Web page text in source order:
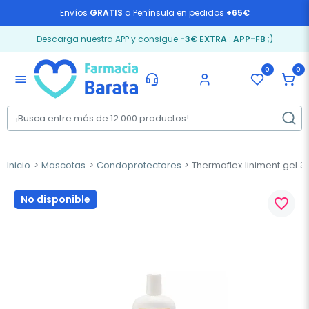
Envíos GRATIS a Península en pedidos +65€
Descarga nuestra APP y consigue -3€ EXTRA: APP-FB ;)
menu
0 0
Inicio Mascotas Condoprotectores Thermaflex liniment gel
No disponible favorite_border